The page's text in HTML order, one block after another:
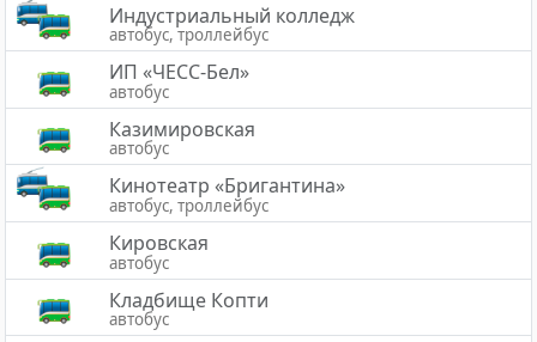
Индустриальный колледж
автобус, троллейбус
ИП «ЧЕСС-Бел»
автобус
Казимировская
автобус
Кинотеатр «Бригантина»
автобус, троллейбус
Кировская
автобус
Кладбище Копти
автобус